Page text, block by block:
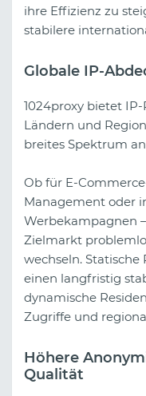
ihre Effizienz zu
stabilere
Globale IP-
1024proxy bietet
Ländern und
breites Spektrum
Ob für E-
Management oder
Werbekampagnen
Zielmarkt
wechseln. Statische
einen langfristig
dynamische
Zugriffe und
Höhere
Qualität